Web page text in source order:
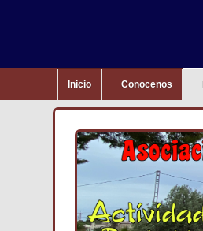
Inicio Conocenos